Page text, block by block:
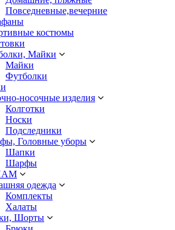
Повседневные,вечерние
костюмы
Майки
Майки
Футболки
носочные изделия
Колготки
Носки
Подследники
Головные уборы
Шапки
Шарфы
одежда
Комплекты
Халаты
Шорты